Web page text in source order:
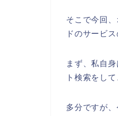
そこで今回
ドのサービ
まず、私自
ト検索をし
多分ですが